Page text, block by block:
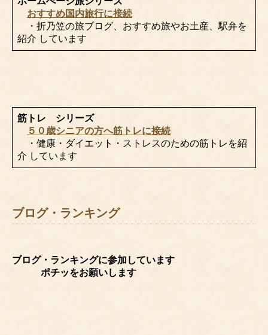
おすすめ国内旅行に接続
・折乃笠の旅ブログ、おすすめ旅やお土産、駅弁を
紹介 しています
筋トレ シリーズ
５０歳シニアの方へ筋トレに接続
・健康・ダイエット・ストレスのための筋トレを紹
介 しています
ブログ・ランキング
ブログ・ランキングに参加しています
ポチッをお願いします